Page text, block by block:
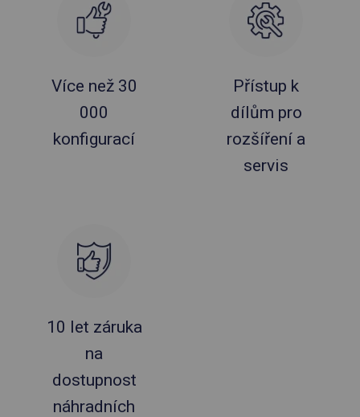
Více než 30
000
konfigurací
Přístup k
dílům pro
rozšíření a
servis
10 let záruka
na
dostupnost
náhradních